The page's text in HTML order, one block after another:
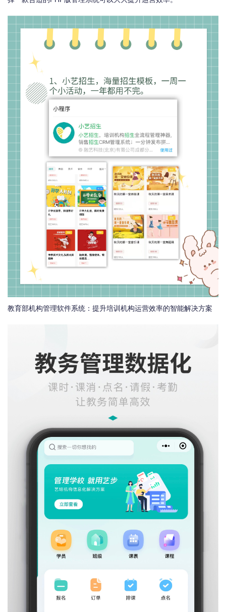
教育部机构管理软件系统：提升培训机构运营效率的智能解决方案